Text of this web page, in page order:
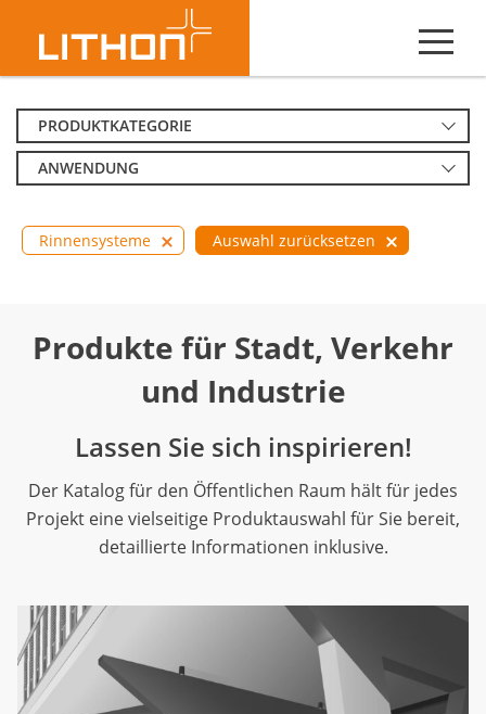
PRODUKTKATEGORIE
ANWENDUNG
Rinnensysteme Auswahl zurücksetzen
Produkte für Stadt, Verkehr
und Industrie
Lassen Sie sich inspirieren!
Der Katalog für den Öffentlichen Raum hält für jedes
Projekt eine vielseitige Produktauswahl für Sie bereit,
detaillierte Informationen inklusive.